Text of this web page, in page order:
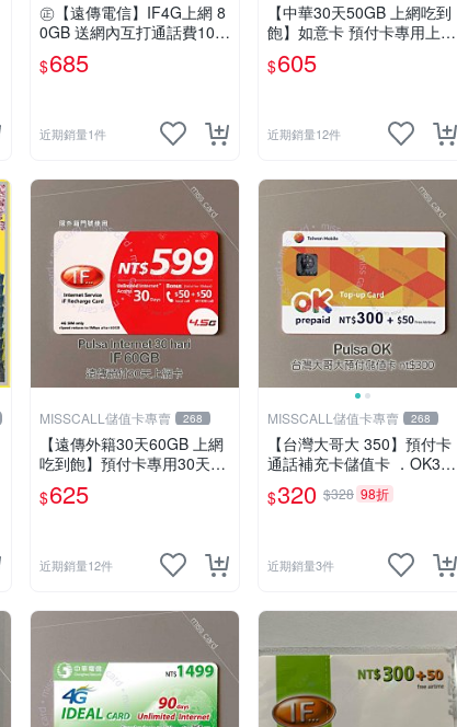
㊣【遠傳電信】IF4G上網 8
0GB 送網內互打通話費10,0
00元㊣宜蘭手機倉庫
$685
近期銷量1件
【中華30天50GB 上網吃到
飽】如意卡 預付卡專用上網
補充卡/儲值卡IDEAL599⚡M
issCall儲值卡專賣
$605
近期銷量12件
MISSCALL儲值卡專賣 268
【遠傳外籍30天60GB 上網
吃到飽】預付卡專用30天上
網補充卡/儲值卡．Internet i
fu．if599⚡MissCall儲值卡
$625
近期銷量12件
MISSCALL儲值卡專賣 268
【台灣大哥大 350】預付卡
通話補充卡儲值卡 ．OK300
+50．門號延展⚡MissCall儲
值卡專賣
$320 $328 98折
近期銷量3件